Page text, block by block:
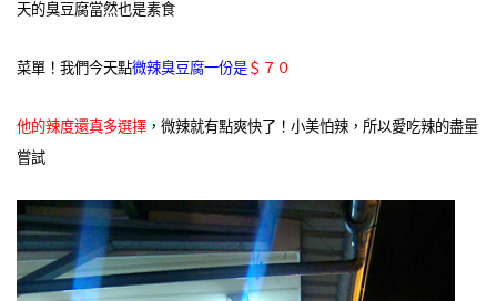
天的臭豆腐當然也是素食
菜單！我們今天點微辣臭豆腐一份是 ＄７０
他的辣度還真多選擇 ，微辣就有點爽快了！小美怕辣，所以愛吃辣的盡量
嘗試